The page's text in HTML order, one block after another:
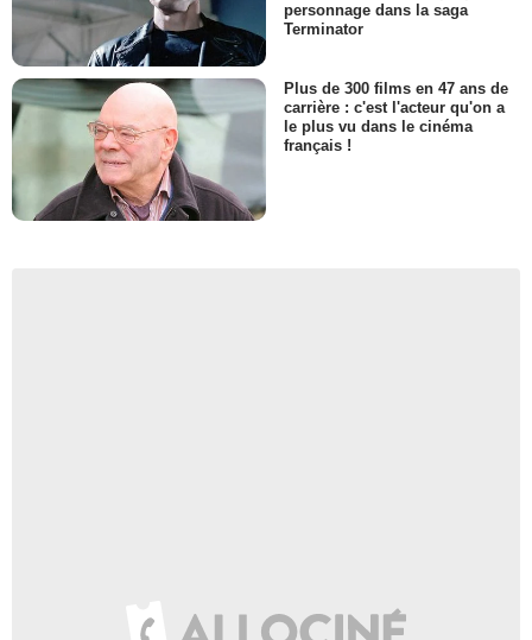
personnage dans la saga
Terminator
Plus de 300 films en 47 ans de
carrière : c'est l'acteur qu'on a
le plus vu dans le cinéma
français !